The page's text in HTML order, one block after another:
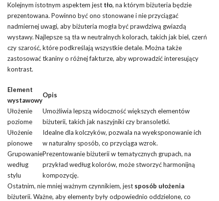
Kolejnym istotnym aspektem jest tło, na którym biżuteria będzie
prezentowana. Powinno być ono stonowane i nie przyciągać
nadmiernej uwagi, aby biżuteria mogła być prawdziwą gwiazdą
wystawy. Najlepsze są tła w neutralnych kolorach, takich jak biel, czerń
czy szarość, które podkreślają wszystkie detale. Można także
zastosować tkaniny o różnej fakturze, aby wprowadzić interesujący
kontrast.
Element
wystawowy
Opis
Ułożenie
poziome
Umożliwia lepszą widoczność większych elementów
biżuterii, takich jak naszyjniki czy bransoletki.
Ułożenie
pionowe
Idealne dla kolczyków, pozwala na wyeksponowanie ich
w naturalny sposób, co przyciąga wzrok.
Grupowanie
według
stylu
Prezentowanie biżuterii w tematycznych grupach, na
przykład według kolorów, może stworzyć harmonijną
kompozycję.
Ostatnim, nie mniej ważnym czynnikiem, jest sposób ułożenia
biżuterii. Ważne, aby elementy były odpowiednio oddzielone, co